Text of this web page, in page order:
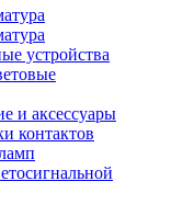
устройства
и аксессуары
контактов